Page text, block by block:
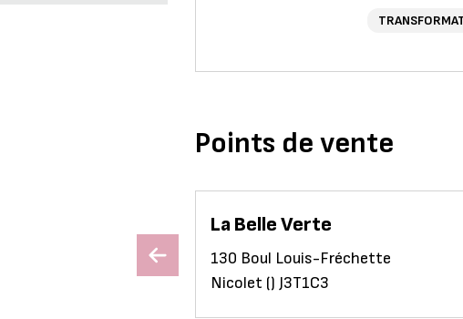
Points de vente
La Belle Verte
130 Boul Louis-Fréchette
Nicolet () J3T1C3